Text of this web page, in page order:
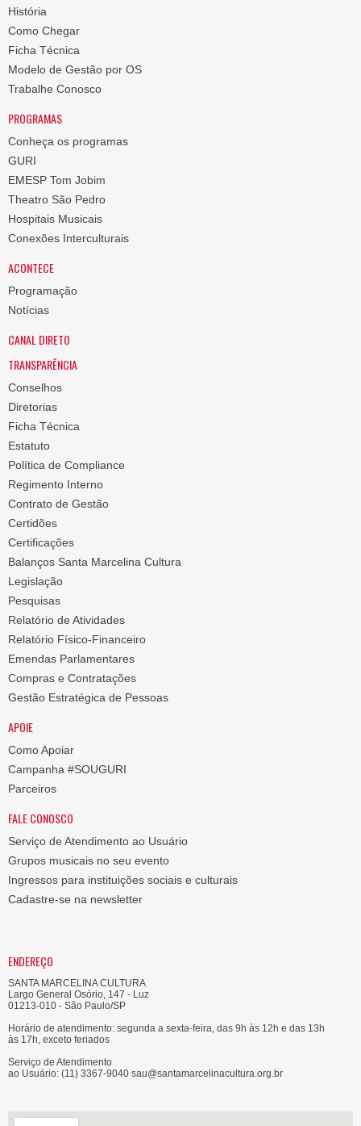
História
Como Chegar
Ficha Técnica
Modelo de Gestão por OS
Trabalhe Conosco
PROGRAMAS
Conheça os programas
GURI
EMESP Tom Jobim
Theatro São Pedro
Hospitais Musicais
Conexões Interculturais
ACONTECE
Programação
Notícias
CANAL DIRETO
TRANSPARÊNCIA
Conselhos
Diretorias
Ficha Técnica
Estatuto
Política de Compliance
Regimento Interno
Contrato de Gestão
Certidões
Certificações
Balanços Santa Marcelina Cultura
Legislação
Pesquisas
Relatório de Atividades
Relatório Físico-Financeiro
Emendas Parlamentares
Compras e Contratações
Gestão Estratégica de Pessoas
APOIE
Como Apoiar
Campanha #SOUGURI
Parceiros
FALE CONOSCO
Serviço de Atendimento ao Usuário
Grupos musicais no seu evento
Ingressos para instituições sociais e culturais
Cadastre-se na newsletter
ENDEREÇO
SANTA MARCELINA CULTURA
Largo General Osório, 147 - Luz
01213-010 - São Paulo/SP
Horário de atendimento: segunda a sexta-feira, das 9h às 12h e das 13h
às 17h, exceto feriados
Serviço de Atendimento
ao Usuário: (11) 3367-9040 sau@santamarcelinacultura.org.br